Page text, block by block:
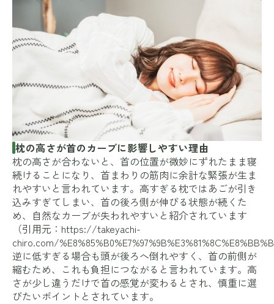
枕の高さが首のカーブに影響しやすい理由
枕の高さが合わないと、首の位置が微妙にずれたまま寝
続けることになり、首まわりの筋肉に余計な緊張が生ま
れやすいと言われています。高すぎる枕ではあごが引き
込みすぎてしまい、首の後ろ側が伸びる状態が続くた
め、自然なカーブが失われやすいと紹介されています
（引用元： https://takeyachi-
chiro.com/
逆に低すぎる場合も頭が後ろへ倒れやすく、首の前側が
縮むため、これも負担につながると言われています。高
さが少し違うだけで首の感覚が変わるとされ、慎重に選
びたいポイントとされています。